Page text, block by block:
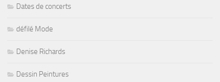
Dates de concerts
défilé Mode
Denise Richards
Dessin Peintures